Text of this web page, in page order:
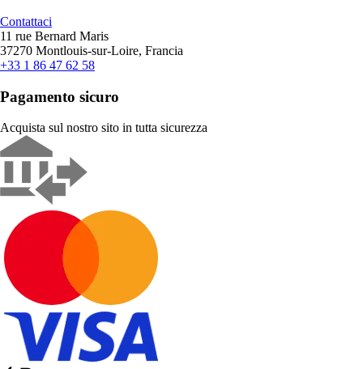
Contattaci
11 rue Bernard Maris
37270 Montlouis-sur-Loire, Francia
+33 1 86 47 62 58
Pagamento sicuro
Acquista sul nostro sito in tutta sicurezza